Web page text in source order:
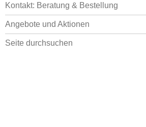
Kontakt: Beratung & Bestellung
Angebote und Aktionen
Seite durchsuchen